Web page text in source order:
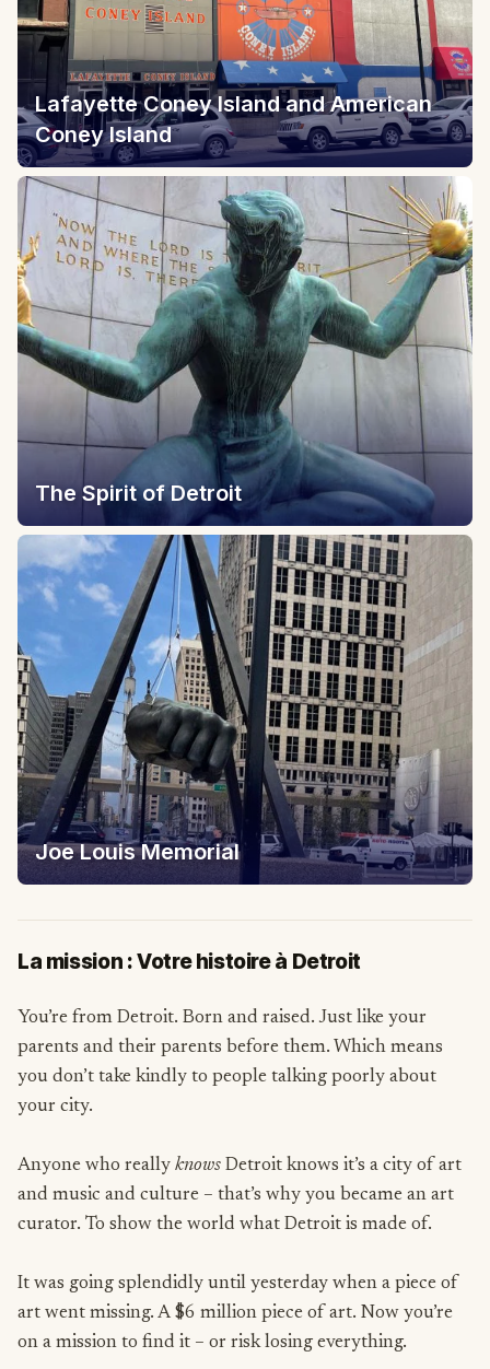
Lafayette Coney Island and American
Coney Island
The Spirit of Detroit
Joe Louis Memorial
La mission : Votre histoire à Detroit
You’re from Detroit. Born and raised. Just like your
parents and their parents before them. Which means
you don’t take kindly to people talking poorly about
your city.
Anyone who really knows Detroit knows it’s a city of art
and music and culture – that’s why you became an art
curator. To show the world what Detroit is made of.
It was going splendidly until yesterday when a piece of
art went missing. A $6 million piece of art. Now you’re
on a mission to find it – or risk losing everything.